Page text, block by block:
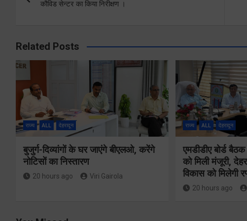
कौविड सेन्टर का किया निरीक्षण ।
Related Posts
राज्य ALL देहरादून
बुजुर्ग-दिव्यांगों के घर जाएंगे बीएलओ, करेंगे
नोटिसों का निस्तारण
20 hours ago Viri Gairola
राज्य ALL देहरादून
एमडीडीए बोर्ड
को मिली मंजूरी,
विकास को मिलेगी
20 hours ago